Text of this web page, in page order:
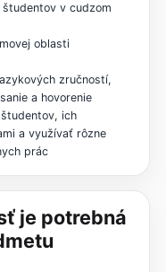
študentov v cudzom
oblasti
zručností,
a hovorenie
ich
a využívať rôzne
prác
je potrebná